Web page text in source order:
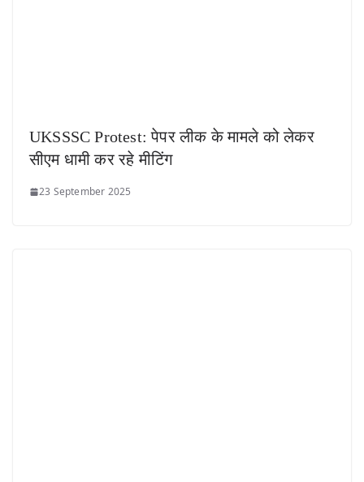
UKSSSC Protest: पेपर लीक के मामले को लेकर
सीएम धामी कर रहे मीटिंग
23 September 2025